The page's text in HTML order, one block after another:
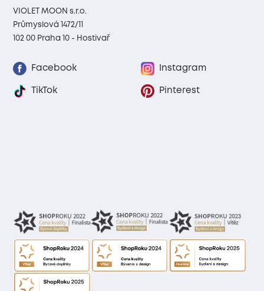
VIOLET MOON s.r.o.
Průmyslová 1472/11
102 00 Praha 10 - Hostivař
Facebook Instagram
TikTok Pinterest